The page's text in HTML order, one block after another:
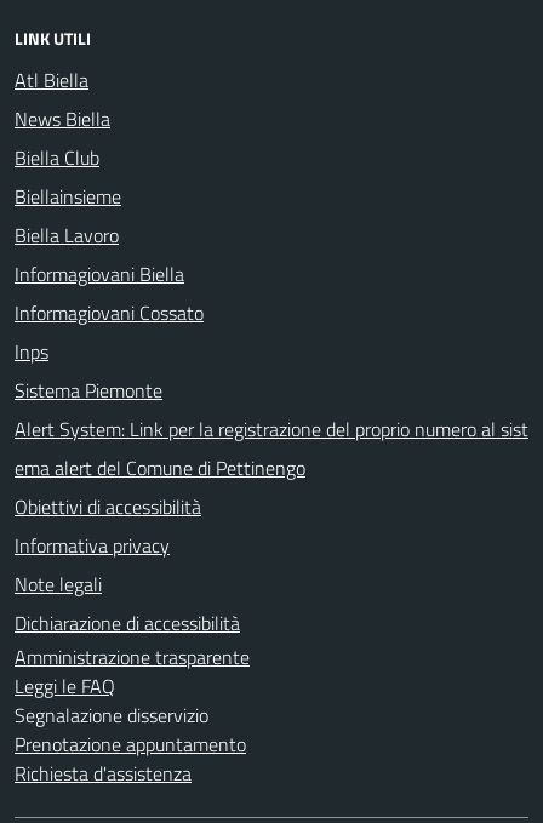
LINK UTILI
Atl Biella
News Biella
Biella Club
Biellainsieme
Biella Lavoro
Informagiovani Biella
Informagiovani Cossato
Inps
Sistema Piemonte
Alert System: Link per la registrazione del proprio numero al sist
ema alert del Comune di Pettinengo
Obiettivi di accessibilità
Informativa privacy
Note legali
Dichiarazione di accessibilità
Amministrazione trasparente
Leggi le FAQ
Segnalazione disservizio
Prenotazione appuntamento
Richiesta d'assistenza